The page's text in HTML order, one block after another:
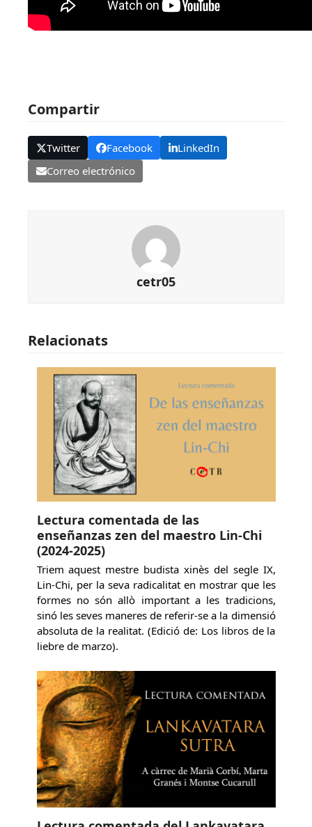
Compartir
Twitter Facebook
LinkedIn
Correo electrónico
cetr05
Relacionats
Lectura comentada de las
enseñanzas zen del maestro Lin-Chi
(2024-2025)
Triem aquest mestre budista xinès del segle IX,
Lin-Chi, per la seva radicalitat en mostrar que les
formes no són allò important a les tradicions,
sinó les seves maneres de referir-se a la dimensió
absoluta de la realitat. (Edició de: Los libros de la
liebre de marzo).